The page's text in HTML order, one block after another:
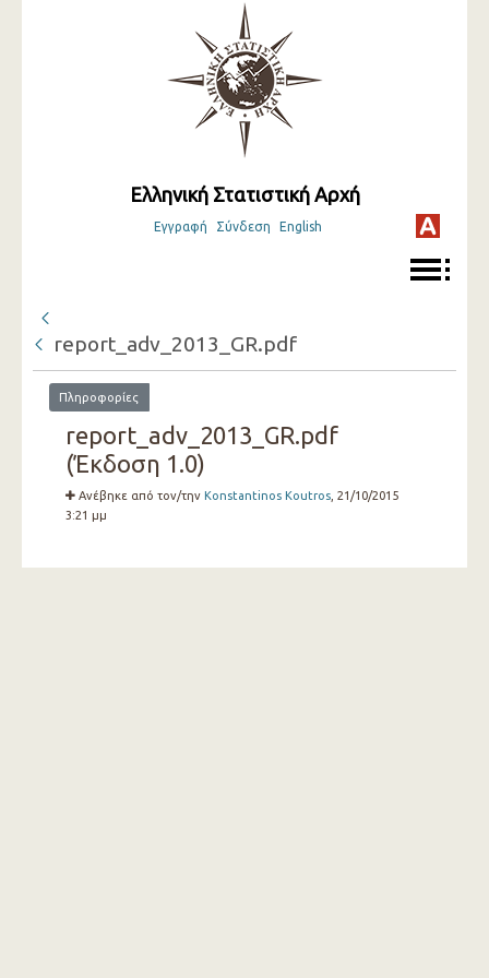
Ελληνική Στατιστική Αρχή
Εγγραφή Σύνδεση English
report_adv_2013_GR.pdf
Πληροφορίες
report_adv_2013_GR.pdf
(Έκδοση 1.0)
Ανέβηκε από τον/την Konstantinos Koutros, 21/10/2015
3:21 μμ